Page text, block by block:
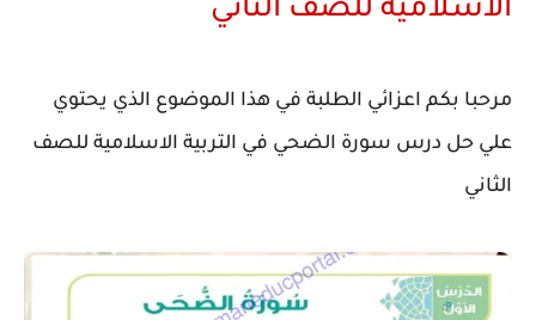
الاسلامية للصف الثاني
مرحبا بكم اعزائي الطلبة في هذا الموضوع الذي يحتوي
علي حل درس سورة الضحي في التربية الاسلامية للصف
الثاني